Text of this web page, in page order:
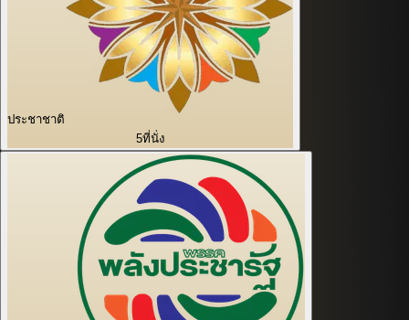
ประชาชาติ
5ที่นั่ง